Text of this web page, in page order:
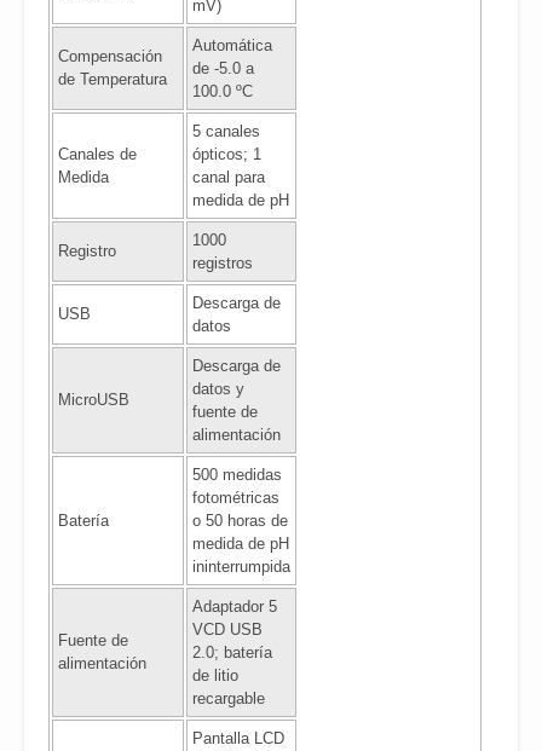
mV)
Compensación
de Temperatura
Automática
de -5.0 a
100.0 ºC
Canales de
Medida
5 canales
ópticos; 1
canal para
medida de pH
Registro
1000
registros
USB
Descarga de
datos
MicroUSB
Descarga de
datos y
fuente de
alimentación
Batería
500 medidas
fotométricas
o 50 horas de
medida de pH
ininterrumpida
Fuente de
alimentación
Adaptador 5
VCD USB
2.0; batería
de litio
recargable
Pantalla LCD